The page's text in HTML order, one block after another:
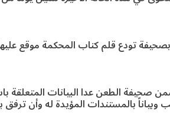
تودع قلم كتاب المحكمة موقع
صحيفة الطعن عدا البيانات المتعلقة
بالمستندات المؤيدة له وأن